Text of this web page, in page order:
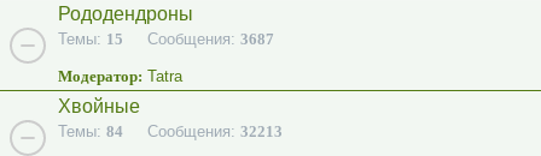
Рододендроны
Темы: 15 Сообщения: 3687
Модератор: Tatra
Хвойные
Темы: 84 Сообщения: 32213